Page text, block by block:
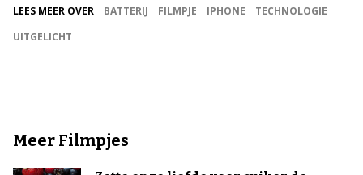
LEES MEER OVER BATTERIJ FILMPJE IPHONE
TECHNOLOGIE
UITGELICHT
Meer Filmpjes